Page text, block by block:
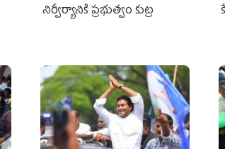
నిర్వీర్యానికి ప్రభుత్వం కుట్ర